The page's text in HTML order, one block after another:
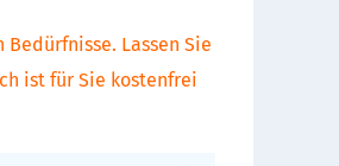
Lassen Sie
ist für Sie kostenfrei